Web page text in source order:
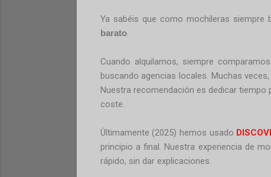
Ya sabéis que como mochileras siempre
barato.
Cuando alquilamos, siempre
buscando agencias locales. Muchas
Nuestra recomendación es dedicar tiempo
coste.
Últimamente (2025) hemos usado
principio a final. Nuestra experiencia de
rápido, sin dar explicaciones.